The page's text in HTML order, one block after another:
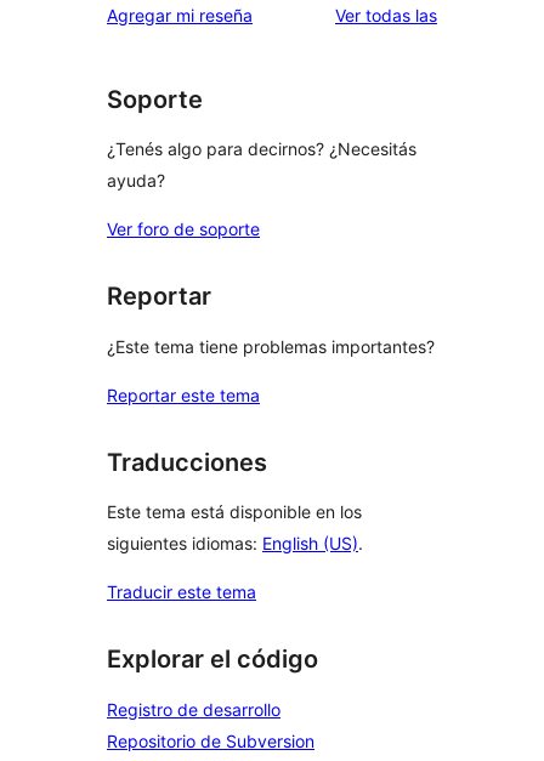
Agregar mi reseña Ver todas lasreseñas
Soporte
¿Tenés algo para decirnos? ¿Necesitás
ayuda?
Ver foro de soporte
Reportar
¿Este tema tiene problemas importantes?
Reportar este tema
Traducciones
Este tema está disponible en los
siguientes idiomas: English (US).
Traducir este tema
Explorar el código
Registro de desarrollo
Repositorio de Subversion